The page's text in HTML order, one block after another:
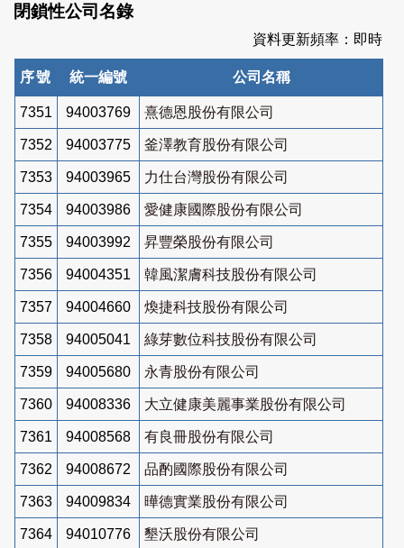
閉鎖性公司名錄
資料更新頻率：即時
序號 統一編號 公司名稱
7351 94003769 熹德恩股份有限公司
7352 94003775 釜澤教育股份有限公司
7353 94003965 力仕台灣股份有限公司
7354 94003986 愛健康國際股份有限公司
7355 94003992 昇豐榮股份有限公司
7356 94004351 韓風潔膚科技股份有限公司
7357 94004660 煥捷科技股份有限公司
7358 94005041 綠芽數位科技股份有限公司
7359 94005680 永青股份有限公司
7360 94008336 大立健康美麗事業股份有限公司
7361 94008568 有良冊股份有限公司
7362 94008672 品酌國際股份有限公司
7363 94009834 曄德實業股份有限公司
7364 94010776 墾沃股份有限公司